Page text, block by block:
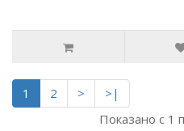
1 2 >
>|
Показано с 1